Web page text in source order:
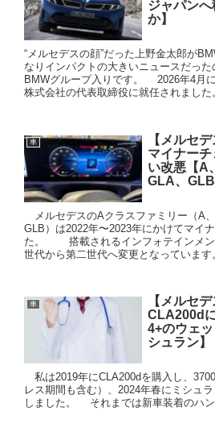
ジャパン
か】
“メルセデスの顔”だった上野金太郎が
なりインパクトの大きいニュースだっ
BMWグループ入りです。 2026年4月
株式会社の代表取締役に就任されました
車
【メルセ
マイナー
い改悪【A
GLA、GLB
メルセデスのAクラスファミリー（A、
GLB）は2022年〜2023年にかけてマイ
た。 搭載されるインフォテインメン
世代から第二世代へ変更となっています
車
【メルセ
CLA200d
4+のウェ
シュラン】
私は2019年にCLA200dを購入し、
レス期間も含む）、2024年春にミシュ
しました。 それまでは新車装着のハン